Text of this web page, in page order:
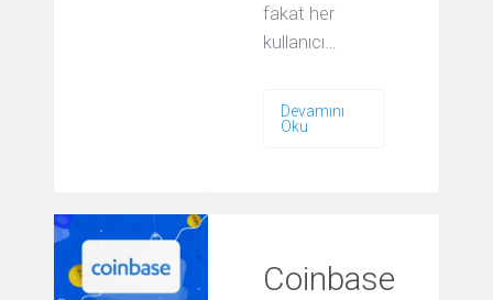
fakat her
kullanıcı…
Devamını
Oku
Coinbase